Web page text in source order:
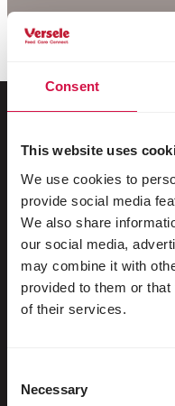
Consent
This website uses
We use cookies to
provide social media
We also share
our social media,
may combine it with
provided to them or
of their services.
Selection
Necessary
Para o seu
Pássaros de
Pássaros na
Aves
Aves aquáticas